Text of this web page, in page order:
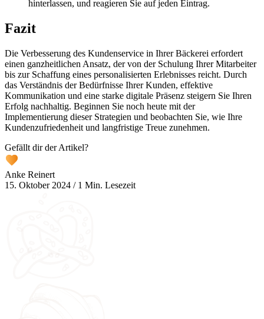
hinterlassen, und reagieren Sie auf jeden Eintrag.
Fazit
Die Verbesserung des Kundenservice in Ihrer Bäckerei erfordert
einen ganzheitlichen Ansatz, der von der Schulung Ihrer Mitarbeiter
bis zur Schaffung eines personalisierten Erlebnisses reicht. Durch
das Verständnis der Bedürfnisse Ihrer Kunden, effektive
Kommunikation und eine starke digitale Präsenz steigern Sie Ihren
Erfolg nachhaltig. Beginnen Sie noch heute mit der
Implementierung dieser Strategien und beobachten Sie, wie Ihre
Kundenzufriedenheit und langfristige Treue zunehmen.
Gefällt dir der Artikel?
Anke Reinert
15. Oktober 2024 /1 Min. Lesezeit